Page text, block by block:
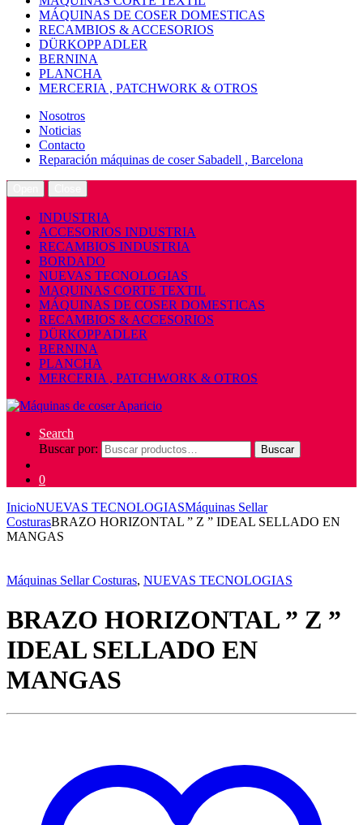
MÁQUINAS DE COSER DOMESTICAS
RECAMBIOS & ACCESORIOS
DÜRKOPP ADLER
BERNINA
PLANCHA
MERCERIA , PATCHWORK & OTROS
Nosotros
Noticias
Contacto
Reparación máquinas de coser Sabadell , Barcelona
INDUSTRIA
ACCESORIOS INDUSTRIA
RECAMBIOS INDUSTRIA
BORDADO
NUEVAS TECNOLOGIAS
MAQUINAS CORTE TEXTIL
MÁQUINAS DE COSER DOMESTICAS
RECAMBIOS & ACCESORIOS
DÜRKOPP ADLER
BERNINA
PLANCHA
MERCERIA , PATCHWORK & OTROS
Search
Buscar por:
Buscar
0
InicioNUEVAS TECNOLOGIASMáquinas Sellar
CosturasBRAZO HORIZONTAL ” Z ” IDEAL SELLADO EN
MANGAS
Máquinas Sellar Costuras, NUEVAS TECNOLOGIAS
BRAZO HORIZONTAL ” Z ”
IDEAL SELLADO EN
MANGAS